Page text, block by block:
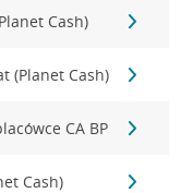
Cash)
(Planet Cash)
CA BP
Cash)